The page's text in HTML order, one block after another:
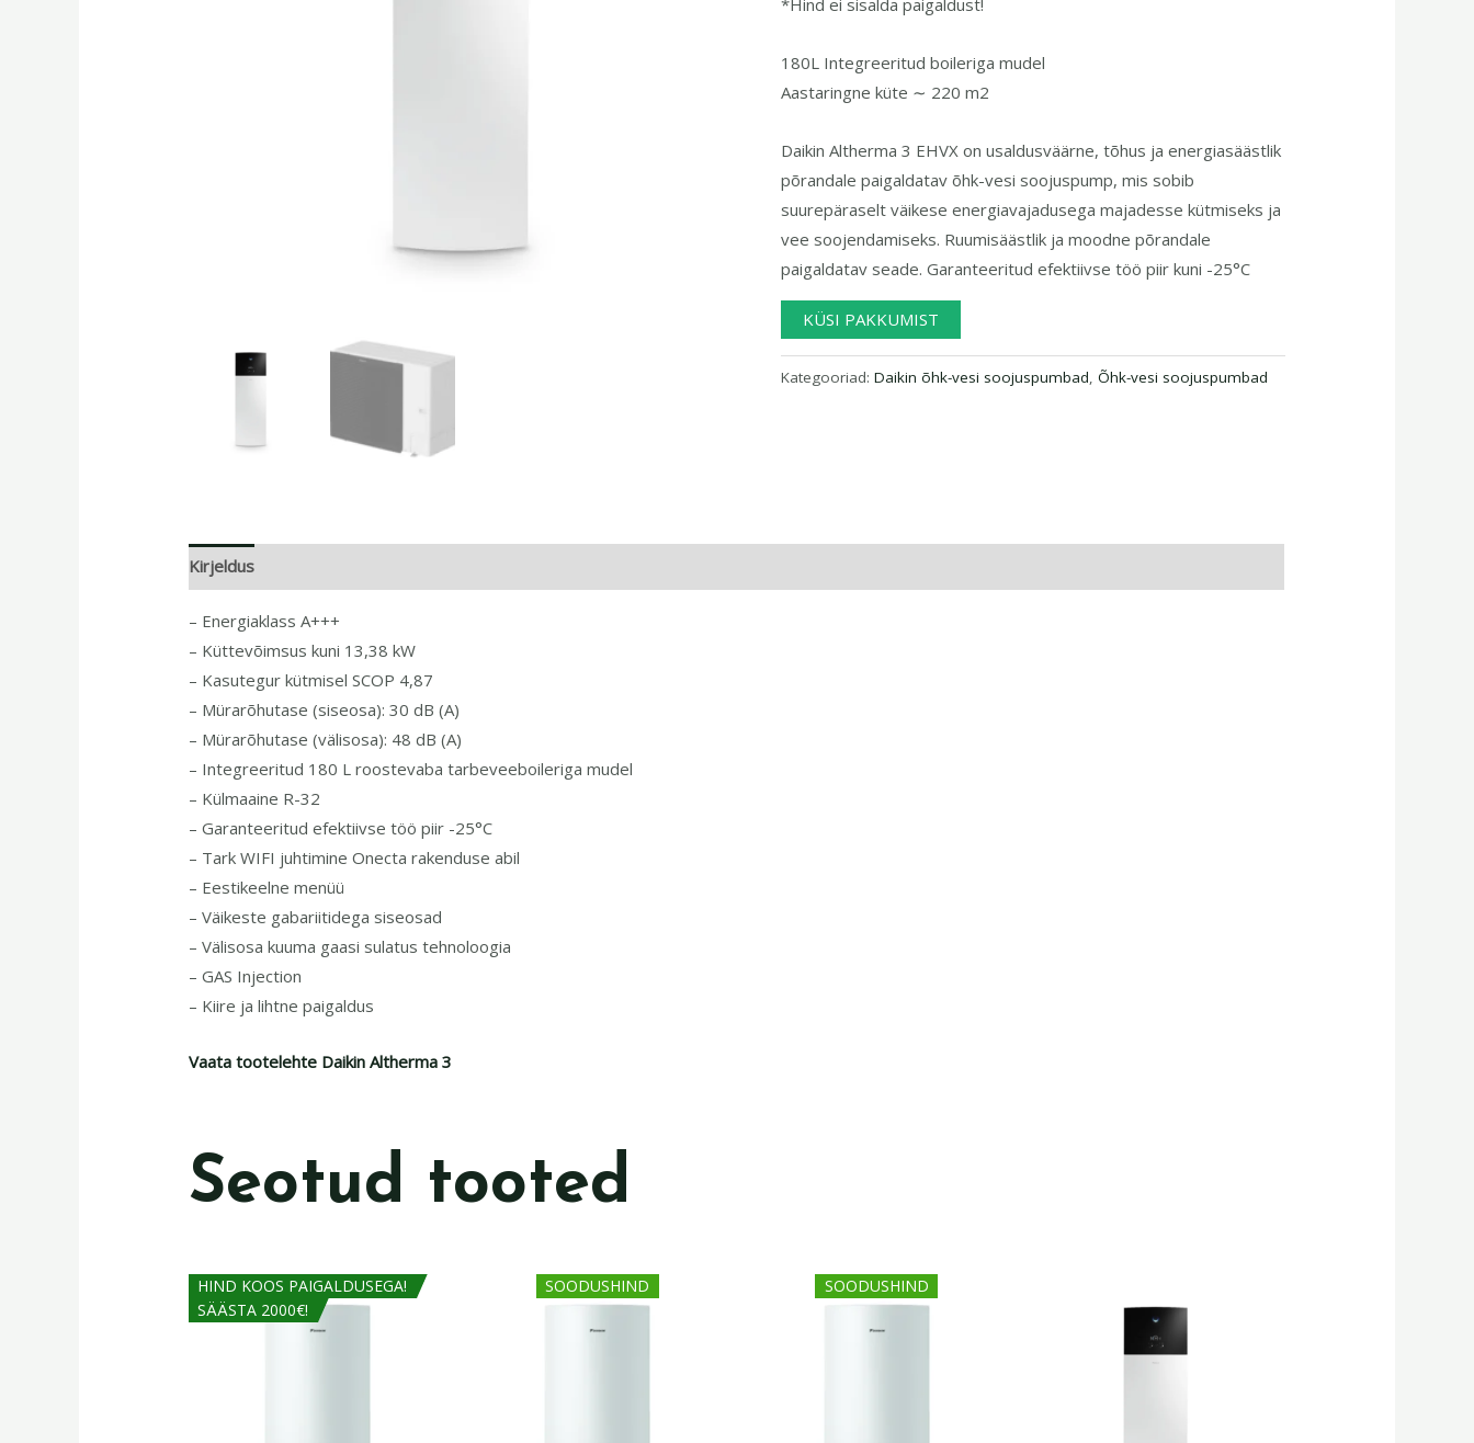
180L Integreeritud boileriga mudel
Aastaringne küte ∼ 220 m2
Daikin Altherma 3 EHVX on usaldusväärne, tõhus ja energiasäästlik
põrandale paigaldatav õhk-vesi soojuspump, mis sobib
suurepäraselt väikese energiavajadusega majadesse kütmiseks ja
vee soojendamiseks. Ruumisäästlik ja moodne põrandale
paigaldatav seade. Garanteeritud efektiivse töö piir kuni -25°C
KÜSI PAKKUMIST
Kategooriad: Daikin õhk-vesi soojuspumbad, Õhk-vesi soojuspumbad
Kirjeldus
– Energiaklass A+++
– Küttevõimsus kuni 13,38 kW
– Kasutegur kütmisel SCOP 4,87
– Mürarõhutase (siseosa): 30 dB (A)
– Mürarõhutase (välisosa): 48 dB (A)
– Integreeritud 180 L roostevaba tarbeveeboileriga mudel
– Külmaaine R-32
– Garanteeritud efektiivse töö piir -25°C
– Tark WIFI juhtimine Onecta rakenduse abil
– Eestikeelne menüü
– Väikeste gabariitidega siseosad
– Välisosa kuuma gaasi sulatus tehnoloogia
– GAS Injection
– Kiire ja lihtne paigaldus
Vaata tootelehte Daikin Altherma 3
Seotud tooted
HIND KOOS PAIGALDUSEGA!
SÄÄSTA 2000€!
SOODUSHIND
Algne
hind
6135,00 €.
SOODUSHIND
Algne
hind
8339,00 €.